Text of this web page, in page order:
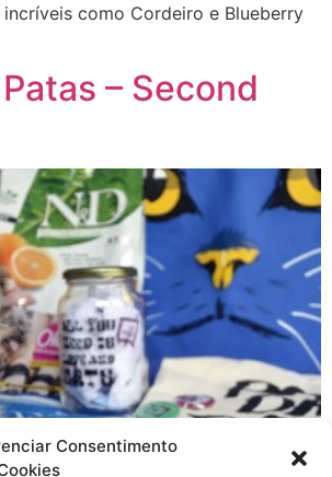
Consentimento
como Cordeiro e Blueberry
– Second